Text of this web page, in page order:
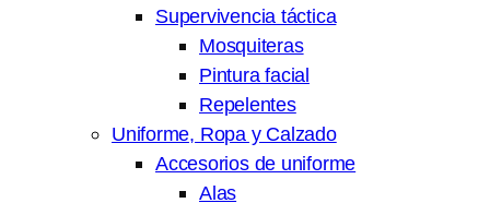
Supervivencia táctica
Mosquiteras
Pintura facial
Repelentes
Uniforme, Ropa y Calzado
Accesorios de uniforme
Alas